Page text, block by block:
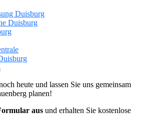
Duisburg
Duisburg
heute und lassen Sie uns gemeinsam
planen!
aus und erhalten Sie kostenlose